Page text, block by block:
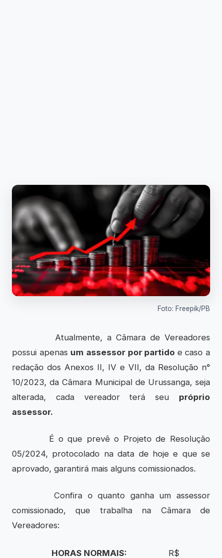
Foto: Freepik/PB
Atualmente, a Câmara de Vereadores
possui apenas um assessor por partido e caso a
redação dos Anexos II, IV e VII, da Resolução n°
10/2023, da Câmara Municipal de Urussanga, seja
alterada, cada vereador terá seu próprio
assessor.
É o que prevê o Projeto de Resolução
05/2024, protocolado na data de hoje e que se
aprovado, garantirá mais alguns comissionados.
Confira o quanto ganha um assessor
comissionado, que trabalha na Câmara de
Vereadores:
HORAS NORMAIS: R$